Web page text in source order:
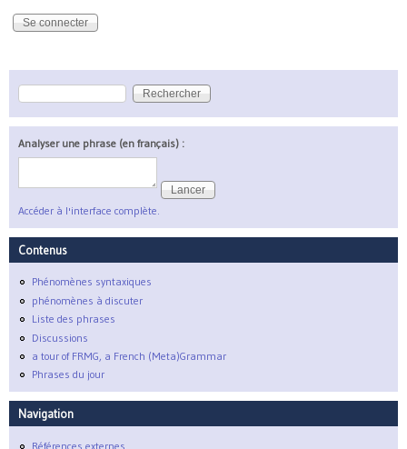
Formulaire de recherche
Rechercher
Analyser une phrase (en français) :
Accéder à l'interface complète.
Contenus
Phénomènes syntaxiques
phénomènes à discuter
Liste des phrases
Discussions
a tour of FRMG, a French (Meta)Grammar
Phrases du jour
Navigation
Références externes